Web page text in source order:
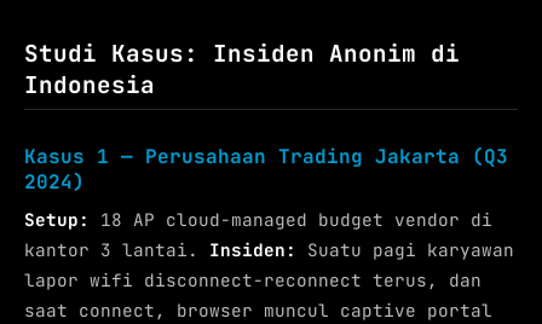
Studi Kasus: Insiden Anonim di
Indonesia
Kasus 1 — Perusahaan Trading Jakarta (Q3
2024)
Setup:
18 AP cloud-managed budget vendor di
kantor 3 lantai. Insiden:
Suatu pagi karyawan
lapor wifi disconnect-reconnect terus, dan
saat connect, browser muncul captive portal